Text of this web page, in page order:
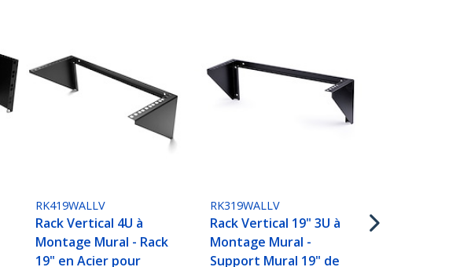
RK419WALLV
Rack Vertical 4U à
Montage Mural - Rack
19" en Acier pour
RK319WALLV
Rack Vertical 19" 3U à
Montage Mural -
Support Mural 19" de